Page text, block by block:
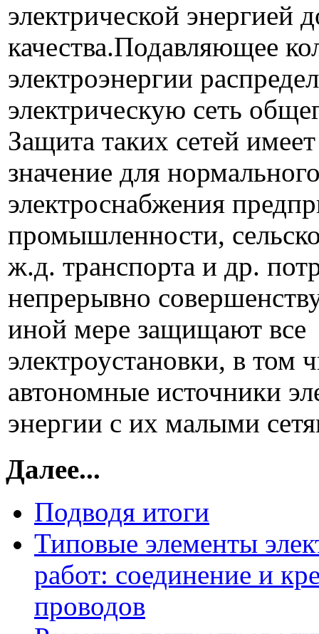
электрической энергией
качества.Подавляющее
электроэнергии
электрическую сеть
Защита таких сетей
значение для
электроснабжения
промышленности,
ж.д. транспорта и др.
непрерывно
иной мере защищают все
электроустановки, в том
автономные источники
энергии с их малыми
Далее...
Подводя итоги
Типовые элементы
работ: соединение и
проводов